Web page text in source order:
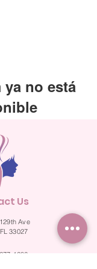
no está
descontinuada.
de comunidad,
Us
Ave
33027
4286